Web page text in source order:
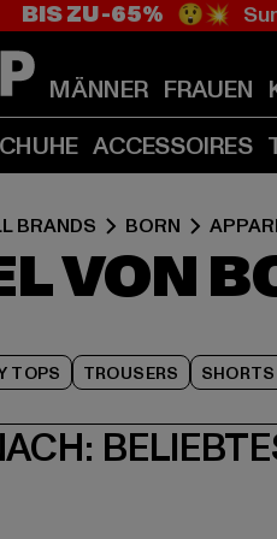
BIS ZU -65% 😲💥
MÄNNER FRAUEN
ACCESSOIRES
BRANDS BORN
VON
TOPS TROUSERS SHORTS